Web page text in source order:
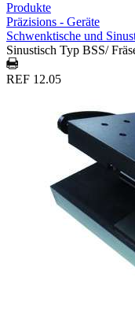
Produkte
Präzisions - Geräte
Schwenktische und
Sinustisch Typ BSS/
REF 12.05